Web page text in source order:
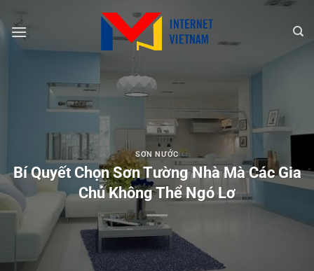
đến
SƠN NƯỚC
Bí Quyết Chọn Sơn Tường Nhà Mà Các Gia
Chủ Không Thể Ngó Lơ